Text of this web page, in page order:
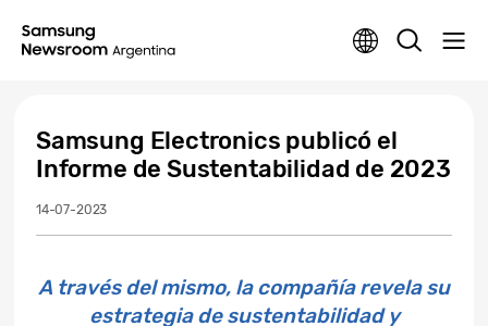
Samsung Electronics publicó el
Informe de Sustentabilidad de 2023
14-07-2023
A través del mismo, la compañía revela su
estrategia de sustentabilidad y